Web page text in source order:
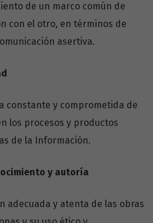
de un marco común de
con el otro, en términos de
asertiva.
constante y comprometida de
los procesos y productos
de la Información.
y autoría
adecuada y atenta de las obras